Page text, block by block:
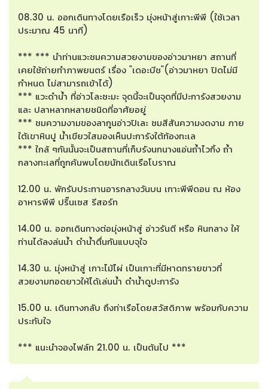
08.30 น. ออกเดินทางโดยเรือเร็ว มุ่งหน้าสู่เกาะพีพี (ใช้เวลา
ประมาณ 45 นาที)
*** *** นำท่านแวะชมความสวยงามของอ่าวมาหยา สถานที่
เคยใช้ถ่ายทำภาพยนตร์ เรื่อง "เดอะบีช"(อ่าวมาหยา ปิดไม่มี
กำหนด ไม่สามารถเข้าได้)
*** แวะดำน้ำ ที่อ่าวโละซะมะ จุดนี้จะเป็นจุดที่มีปะการังสวยงาม
และ ปลาหลากหลายชนิดที่อาศัยอยู่
*** ชมความงามของลากูนอ่าวปิเละ ชมสีสันความงดงาม ภาย
ใต้เขาหินปู น้ำเขียวใสมองเห็นปะการังใต้ท้องทะเล
*** ใกล้ ๆกันนั้นจะเป็นสถานที่เก็บรังนกนางแอ่นถ้ำไวกิ้ง ถ้ำ
กลางทะเลที่ถูกค้นพบโดยนักเดินเรือโบราณ
12.00 น. พักรับประทานอารกลางวันบน เกาะพีพีดอน ณ ห้อง
อาหารพีพี ปริ๊นเซส รีสอร์ท
14.00 น. ออกเดินทางต่อมุ่งหน้าสู่ อ่าวรันตี หรือ หินกลาง ให้
ท่านได้ลงล่นน้ำ ดำน้ำตื่นกันแบบจุใจ
14.30 น. มุ่งหน้าสู่ เกาะไม้ไผ่ เป็นเกาะที่มีหาดทรายขาวที่
สวยงามทอดยาวให้ได้เล่นน้ำ ดำน้ำดูปะการัง
15.00 น. เดินทางกลับ ถึงท่าเรือโดยสวัสดิภาพ พร้อมกับความ
ประทับใจ
*** แนะนำจองไฟล์ท 21.00 น. เป็นต้นไป ***